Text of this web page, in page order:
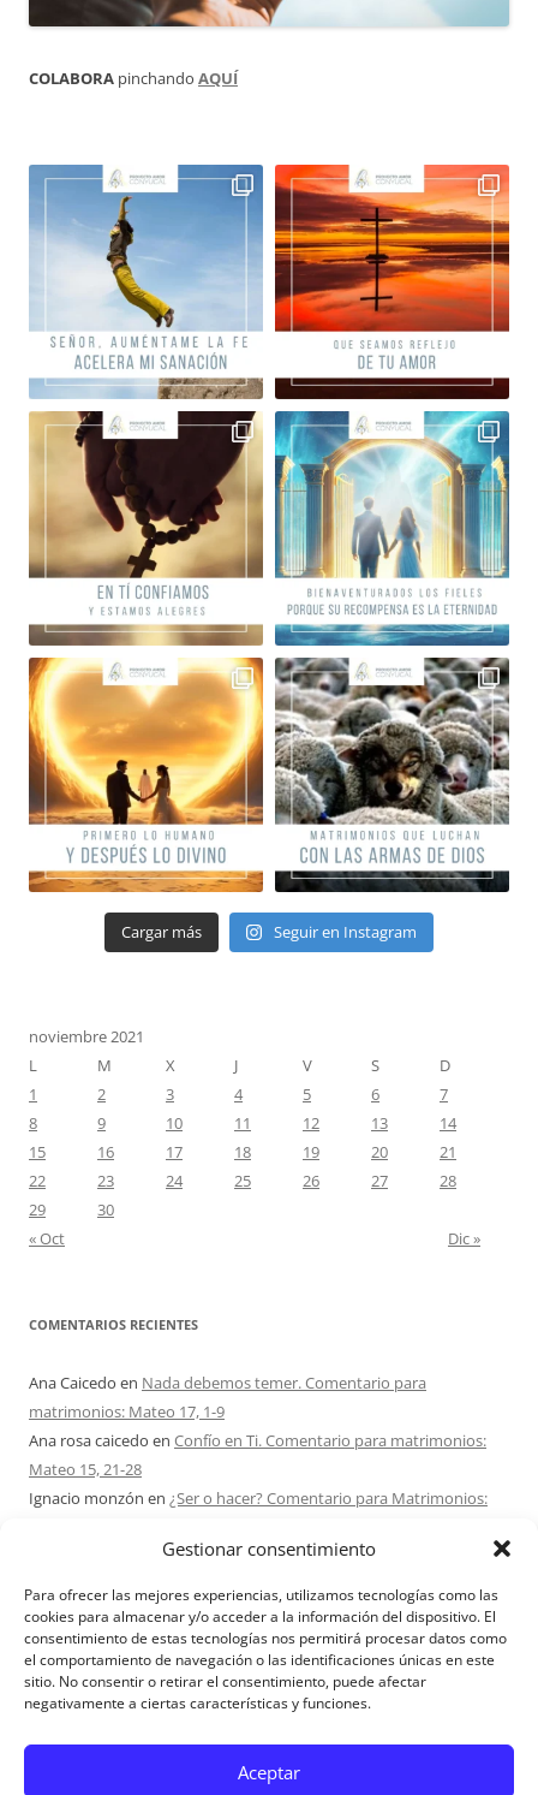
Gestionar consentimiento
Para ofrecer las mejores experiencias, utilizamos tecnologías como las
cookies para almacenar y/o acceder a la información del dispositivo. El
consentimiento de estas tecnologías nos permitirá procesar datos como
el comportamiento de navegación o las identificaciones únicas en este
sitio. No consentir o retirar el consentimiento, puede afectar
negativamente a ciertas características y funciones.
Aceptar
COLABORA pinchando AQUÍ
Cargar más Seguir en Instagram
noviembre 2021
L
M X J V S
D
1
2 3 4 5 6
7
8
9 10 11 12 13
14
15
16 17 18 19 20
21
22
23 24 25 26 27
28
29
30
« Oct
Dic »
COMENTARIOS RECIENTES
Ana Caicedo en Nada debemos temer. Comentario para
matrimonios: Mateo 17, 1-9
Ana rosa caicedo en Confío en Ti. Comentario para matrimonios:
Mateo 15, 21-28
Ignacio monzón en ¿Ser o hacer? Comentario para Matrimonios:
Maria Asuncion Herrero Mendezen¿Ser o hacer? Comentario para
Matrimonios: Mateo 15, 1-2. 10-14
Sandra Karina SolomitaenRETIRO MATRIMONIOS BUENOS AIRES
7 – 9 AGOSTO 2026